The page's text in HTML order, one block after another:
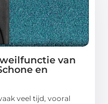
van
en
veel tijd, vooral